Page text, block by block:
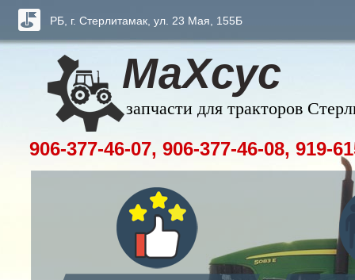
МаХсус
запчасти для тракторов
РБ, г. Стерлитамак, ул. 23 Мая, 155Б
906-377-46-07, 906-377-46-08, 919-